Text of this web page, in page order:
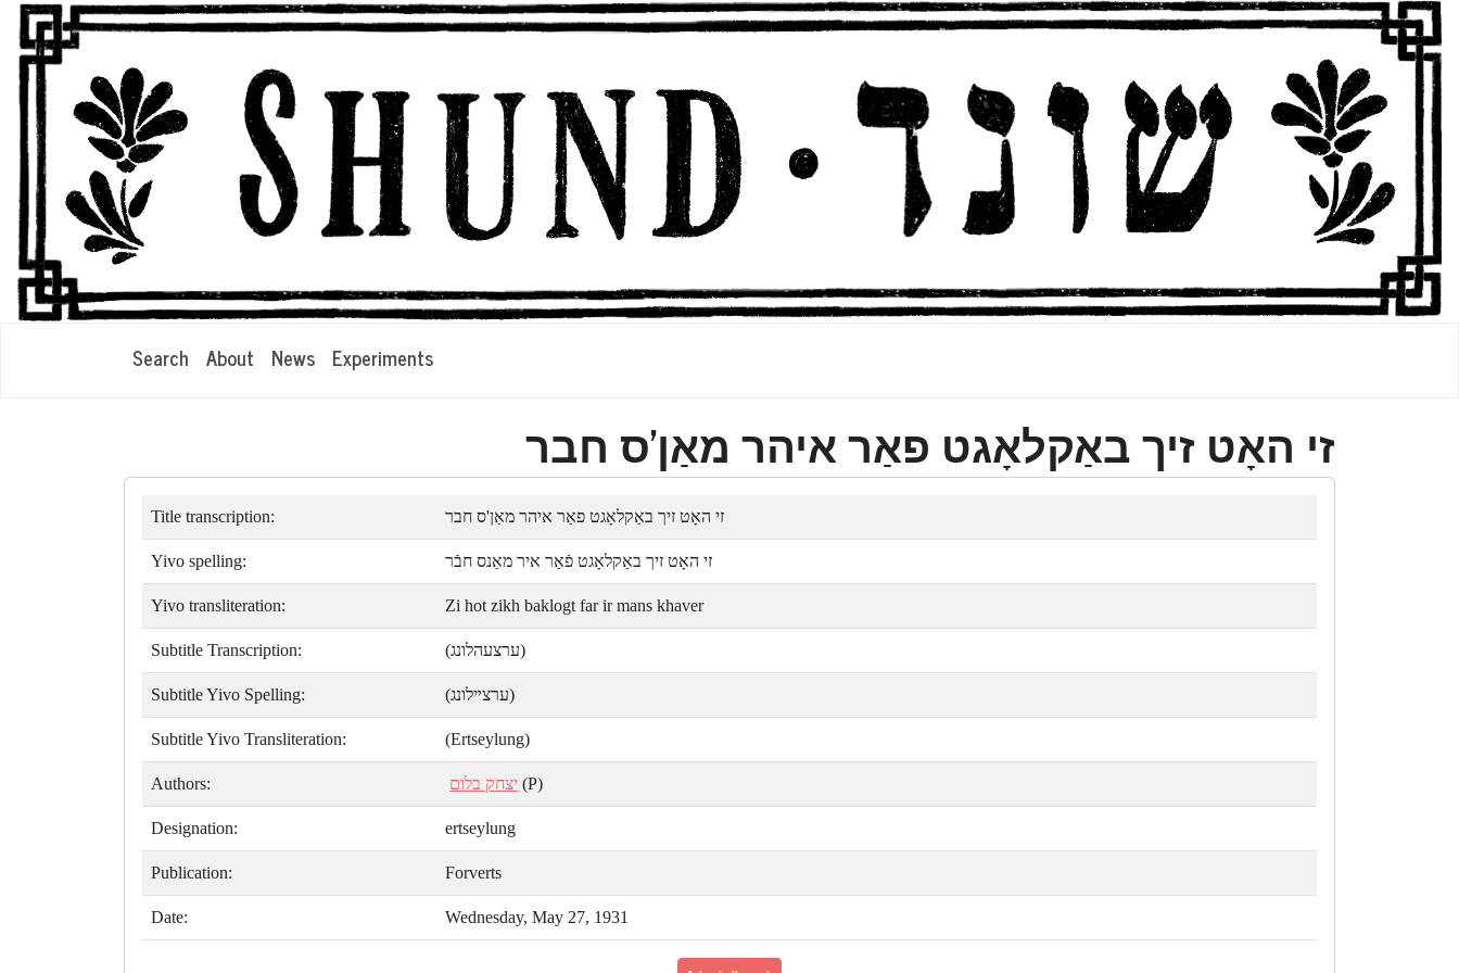
Search About News Experiments
זי האָט זיך באַקלאָגט פאַר איהר מאַן'ס חבר
Title transcription: זי האָט זיך באַקלאָגט פאַר איהר מאַן'ס חבר
Yivo spelling: זי האָט זיך באַקלאָגט פֿאַר איר מאַנס חבֿר
Yivo transliteration: Zi hot zikh baklogt far ir mans khaver
Subtitle Transcription: (ערצעהלונג)
Subtitle Yivo Spelling: (ערצײלונג)
Subtitle Yivo Transliteration: (Ertseylung)
Authors: יצחק בלום (P)
Designation: ertseylung
Publication: Forverts
Date: Wednesday, May 27, 1931